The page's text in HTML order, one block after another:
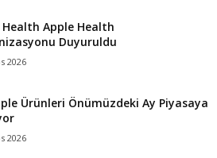
Health Apple Health
Duyuruldu
2026
Ürünleri Önümüzdeki Ay Piyasaya
2026